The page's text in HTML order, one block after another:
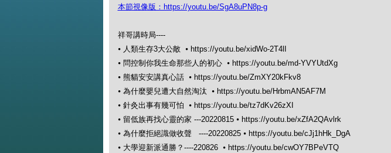
本節視像版：https://youtu.be/SgA8uPN8p-g
祥哥講時局----
⦁ 人類生存3大公敵 ⦁ https://youtu.be/xidWo-2T4lI
⦁ 問控制你我生命那些人的初心 ⦁ https://youtu.be/md-YVYUtdXg
⦁ 熊貓安安講真心話 ⦁ https://youtu.be/ZmXY20kFkv8
⦁ 為什麼嬰兒遭大自然淘汰 ⦁ https://youtu.be/HrbmAN5AF7M
⦁ 針灸出事有幾可怕 ⦁ https://youtu.be/tz7dKv26zXI
⦁ 留低族再找心靈的家 ---20220815 ⦁ https://youtu.be/xZfA2QAvlrk
⦁ 為什麼拒絕識做收聲 ----20220825 ⦁ https://youtu.be/cJj1hHk_DgA
⦁ 大學迎新派通勝？----220826 ⦁ https://youtu.be/cwOY7BPeVTQ